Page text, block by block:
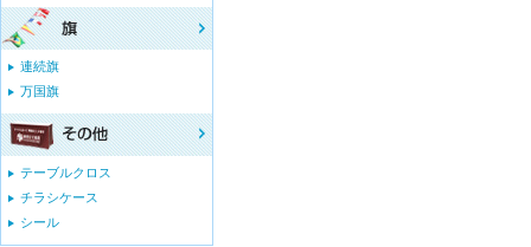
連続旗
万国旗
テーブルクロス
チラシケース
シール